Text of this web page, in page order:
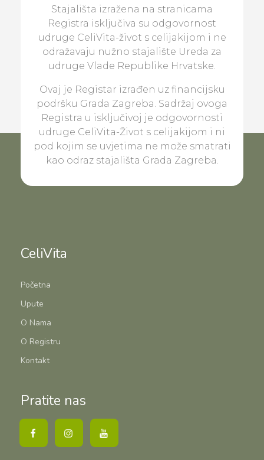
Stajališta izražena na stranicama
Registra isključiva su odgovornost
udruge CeliVita-život s celijakijom i ne
odražavaju nužno stajalište Ureda za
udruge Vlade Republike Hrvatske.
Ovaj je Registar izrađen uz financijsku
podršku Grada Zagreba. Sadržaj ovoga
Registra u isključivoj je odgovornosti
udruge CeliVita-Život s celijakijom i ni
pod kojim se uvjetima ne može smatrati
kao odraz stajališta Grada Zagreba.
CeliVita
Početna
Upute
O Nama
O Registru
Kontakt
Pratite nas